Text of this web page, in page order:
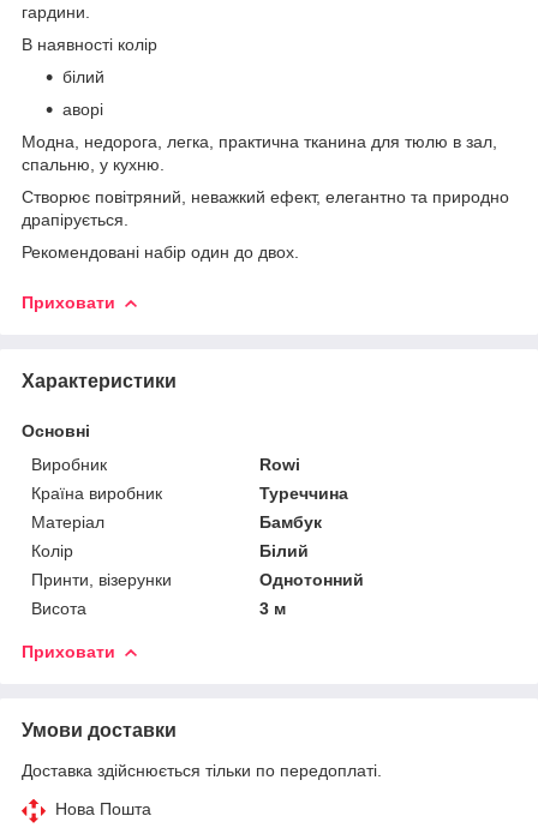
гардини.
В наявності колір
білий
аворі
Модна, недорога, легка, практична тканина для тюлю в зал,
спальню, у кухню.
Створює повітряний, неважкий ефект, елегантно та природно
драпірується.
Рекомендовані набір один до двох.
Приховати
Характеристики
Основні
Виробник
Rowi
Країна виробник
Туреччина
Матеріал
Бамбук
Колір
Білий
Принти, візерунки
Однотонний
Висота
3 м
Приховати
Умови доставки
Доставка здійснюється тільки по передоплаті.
Нова Пошта